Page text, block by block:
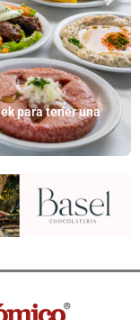
para tener una